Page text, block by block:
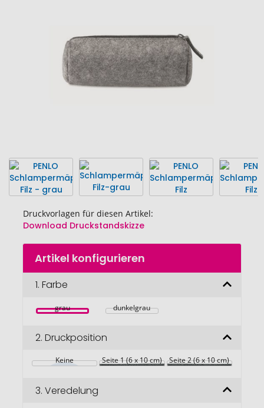
Druckvorlagen für diesen Artikel:
Download Druckstandskizze
Zum
Anfang
Bildgalerie
Artikel konfigurieren
1. Farbe
grau dunkelgrau
2. Druckposition
Keine Seite 1 (6 x 10 cm) Seite 2 (6 x 10 cm)
3. Veredelung